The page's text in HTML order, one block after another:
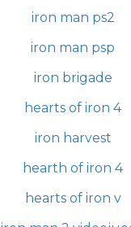
iron man ps2
iron man psp
iron brigade
hearts of iron 4
iron harvest
hearth of iron 4
hearts of iron v